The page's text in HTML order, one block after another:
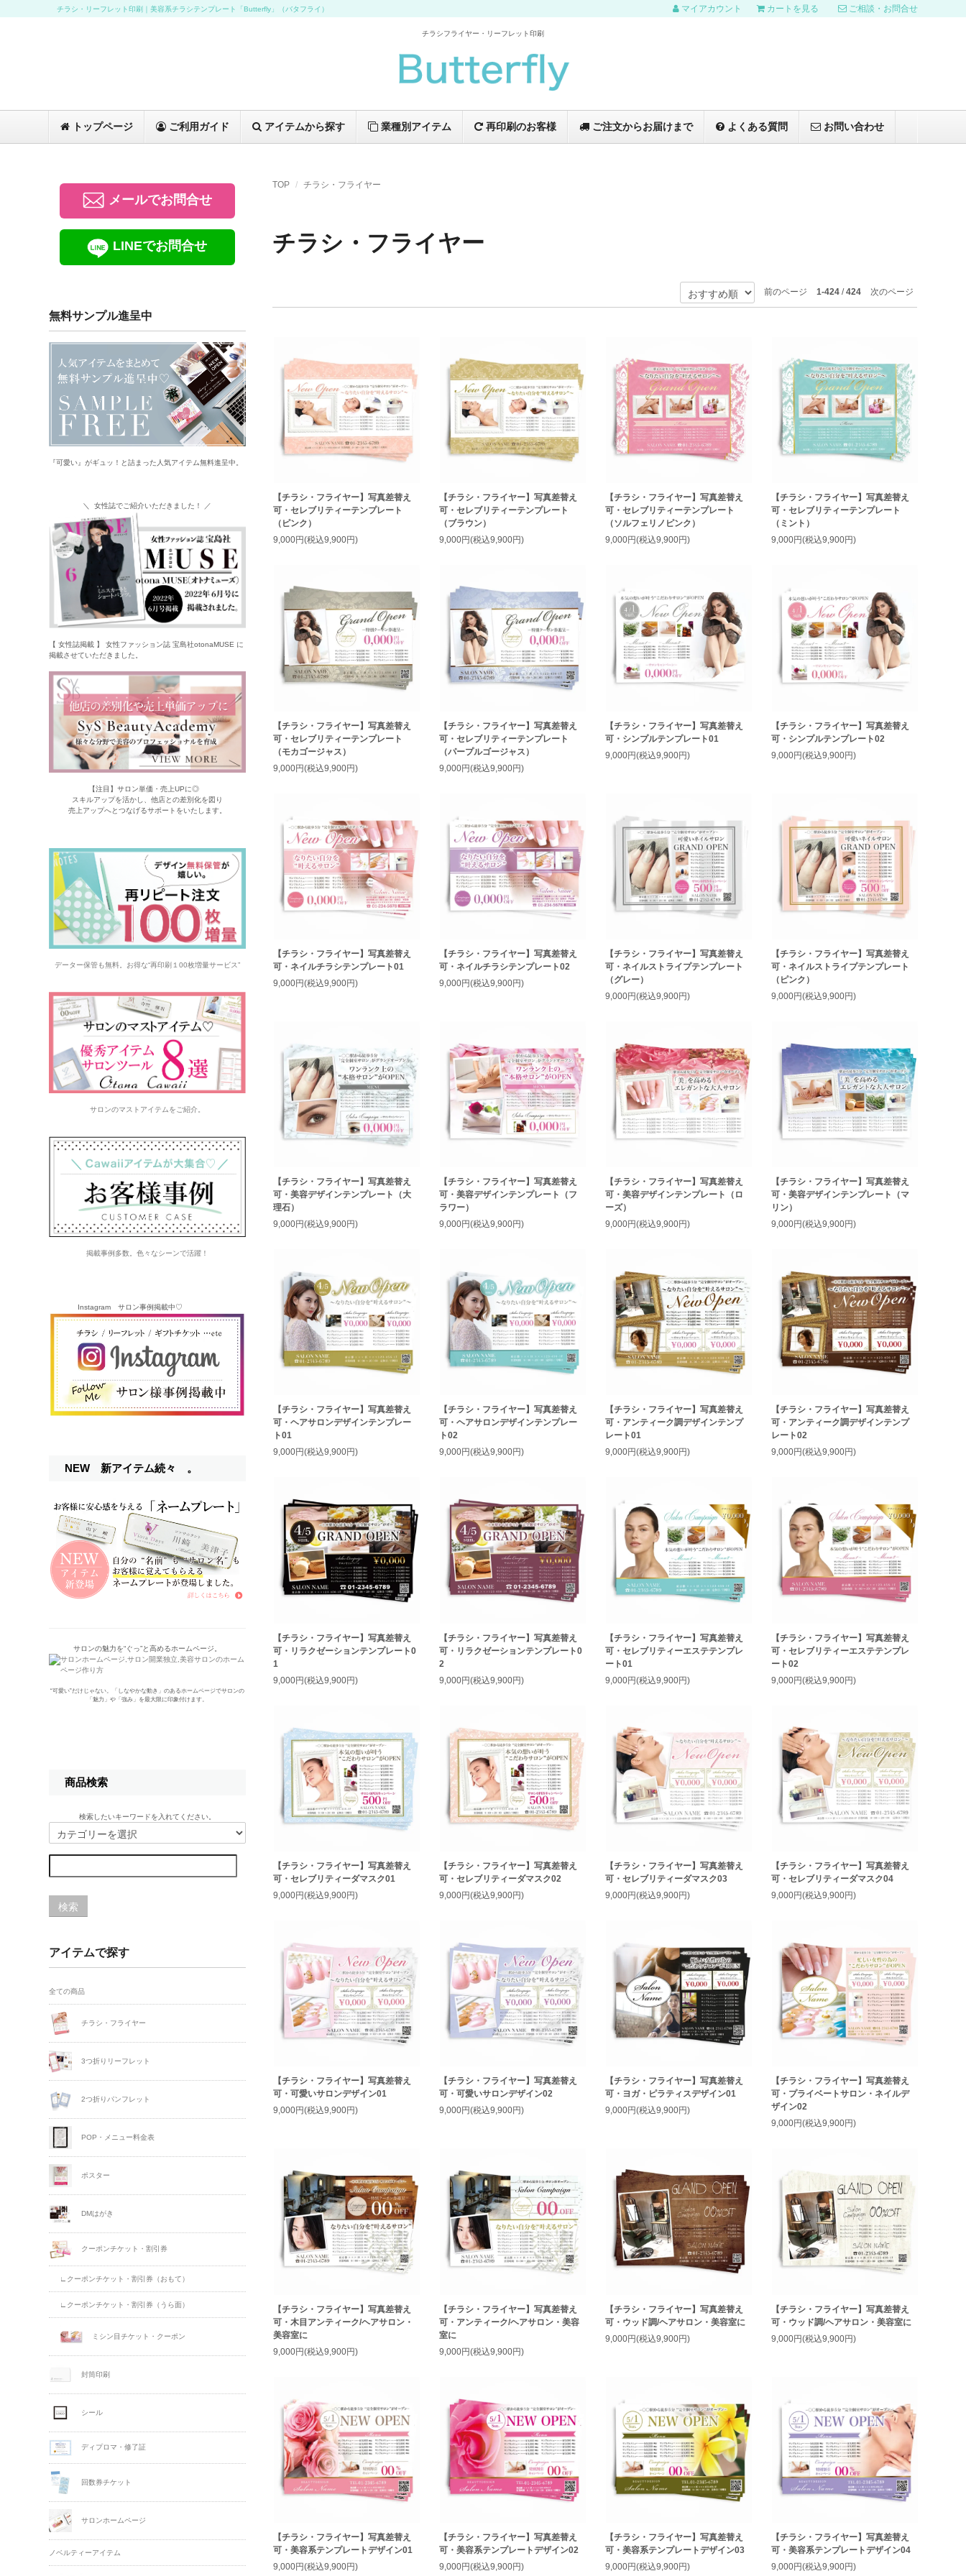
チラシ・リーフレット印刷｜美容系チラシテンプレート「Butterfly」（バタフライ） マイアカウント カートを見る ご相談・お問合せ
チラシフライヤー・リーフレット印刷
トップページ ご利用ガイド アイテムから探す 業種別アイテム 再印刷のお客様 ご注文からお届けまで よくある質問 お問い合わせ
TOP チラシ・フライヤー
チラシ・フライヤー
前のページ 1-424/424 次のページ
【チラシ・フライヤー】写真差替え
可・セレブリティーテンプレート
（ピンク）
9,000円(税込9,900円)
【チラシ・フライヤー】写真差替え
可・セレブリティーテンプレート
（ブラウン）
9,000円(税込9,900円)
【チラシ・フライヤー】写真差替え
可・セレブリティーテンプレート
（ソルフェリノピンク）
9,000円(税込9,900円)
【チラシ・フライヤー】写真差替え
可・セレブリティーテンプレート
（ミント）
9,000円(税込9,900円)
【チラシ・フライヤー】写真差替え
可・セレブリティーテンプレート
（モカゴージャス）
9,000円(税込9,900円)
【チラシ・フライヤー】写真差替え
可・セレブリティーテンプレート
（パープルゴージャス）
9,000円(税込9,900円)
【チラシ・フライヤー】写真差替え
可・シンプルテンプレート01
9,000円(税込9,900円)
【チラシ・フライヤー】写真差替え
可・シンプルテンプレート02
9,000円(税込9,900円)
【チラシ・フライヤー】写真差替え
可・ネイルチラシテンプレート01
9,000円(税込9,900円)
【チラシ・フライヤー】写真差替え
可・ネイルチラシテンプレート02
9,000円(税込9,900円)
【チラシ・フライヤー】写真差替え
可・ネイルストライプテンプレート
（グレー）
9,000円(税込9,900円)
【チラシ・フライヤー】写真差替え
可・ネイルストライプテンプレート
（ピンク）
9,000円(税込9,900円)
【チラシ・フライヤー】写真差替え
可・美容デザインテンプレート（大
理石）
9,000円(税込9,900円)
【チラシ・フライヤー】写真差替え
可・美容デザインテンプレート（フ
ラワー）
9,000円(税込9,900円)
【チラシ・フライヤー】写真差替え
可・美容デザインテンプレート（ロ
ーズ）
9,000円(税込9,900円)
【チラシ・フライヤー】写真差替え
可・美容デザインテンプレート（マ
リン）
9,000円(税込9,900円)
【チラシ・フライヤー】写真差替え
可・ヘアサロンデザインテンプレー
ト01
9,000円(税込9,900円)
【チラシ・フライヤー】写真差替え
可・ヘアサロンデザインテンプレー
ト02
9,000円(税込9,900円)
【チラシ・フライヤー】写真差替え
可・アンティーク調デザインテンプ
レート01
9,000円(税込9,900円)
【チラシ・フライヤー】写真差替え
可・アンティーク調デザインテンプ
レート02
9,000円(税込9,900円)
【チラシ・フライヤー】写真差替え
可・リラクゼーションテンプレート0
1
9,000円(税込9,900円)
【チラシ・フライヤー】写真差替え
可・リラクゼーションテンプレート0
2
9,000円(税込9,900円)
【チラシ・フライヤー】写真差替え
可・セレブリティーエステテンプレ
ート01
9,000円(税込9,900円)
【チラシ・フライヤー】写真差替え
可・セレブリティーエステテンプレ
ート02
9,000円(税込9,900円)
【チラシ・フライヤー】写真差替え
可・セレブリティーダマスク01
9,000円(税込9,900円)
【チラシ・フライヤー】写真差替え
可・セレブリティーダマスク02
9,000円(税込9,900円)
【チラシ・フライヤー】写真差替え
可・セレブリティーダマスク03
9,000円(税込9,900円)
【チラシ・フライヤー】写真差替え
可・セレブリティーダマスク04
9,000円(税込9,900円)
【チラシ・フライヤー】写真差替え
可・可愛いサロンデザイン01
9,000円(税込9,900円)
【チラシ・フライヤー】写真差替え
可・可愛いサロンデザイン02
9,000円(税込9,900円)
【チラシ・フライヤー】写真差替え
可・ヨガ・ピラティスデザイン01
9,000円(税込9,900円)
【チラシ・フライヤー】写真差替え
可・プライベートサロン・ネイルデ
ザイン02
9,000円(税込9,900円)
【チラシ・フライヤー】写真差替え
可・木目アンティーク/ヘアサロン・
美容室に
9,000円(税込9,900円)
【チラシ・フライヤー】写真差替え
可・アンティーク/ヘアサロン・美容
室に
9,000円(税込9,900円)
【チラシ・フライヤー】写真差替え
可・ウッド調/ヘアサロン・美容室に
9,000円(税込9,900円)
【チラシ・フライヤー】写真差替え
可・ウッド調/ヘアサロン・美容室に
9,000円(税込9,900円)
【チラシ・フライヤー】写真差替え
可・美容系テンプレートデザイン01
9,000円(税込9,900円)
【チラシ・フライヤー】写真差替え
可・美容系テンプレートデザイン02
9,000円(税込9,900円)
【チラシ・フライヤー】写真差替え
可・美容系テンプレートデザイン03
9,000円(税込9,900円)
【チラシ・フライヤー】写真差替え
可・美容系テンプレートデザイン04
9,000円(税込9,900円)
メールでお問合せ
LINEでお問合せ
無料サンプル進呈中
『可愛い』がギュッ！と詰まった人気アイテム無料進呈中。
＼ 女性誌でご紹介いただきました！ ／
【 女性誌掲載 】 女性ファッション誌 宝島社otonaMUSE に
掲載させていただきました。
【注目】サロン単価・売上UPに◎
スキルアップを活かし、他店との差別化を図り
売上アップへとつなげるサポートをいたします。
データー保管も無料。お得な“再印刷１00枚増量サービス”
サロンのマストアイテムをご紹介。
掲載事例多数。色々なシーンで活躍！
Instagram サロン事例掲載中♡
NEW 新アイテム続々 。
サロンの魅力を“ぐっ”と高めるホームページ。
“可愛い”だけじゃない。「しなやかな動き」のあるホームページでサロンの
「魅力」や「強み」を最大限に印象付けます。
商品検索
検索したいキーワードを入れてください。
検索
アイテムで探す
全ての商品
チラシ・フライヤー
3つ折りリーフレット
2つ折りパンフレット
POP・メニュー料金表
ポスター
DMはがき
クーポンチケット・割引券
∟クーポンチケット・割引券（おもて）
∟クーポンチケット・割引券（うら面）
ミシン目チケット・クーポン
封筒印刷
シール
ディプロマ・修了証
回数券チケット
サロンホームページ
ノベルティーアイテム